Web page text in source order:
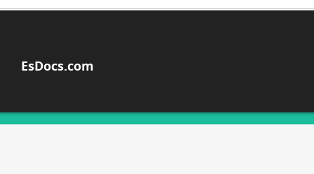
EsDocs.com